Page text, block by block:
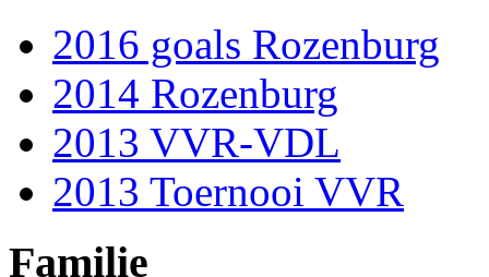
2016 goals Rozenburg
2014 Rozenburg
2013 VVR-VDL
2013 Toernooi VVR
Familie